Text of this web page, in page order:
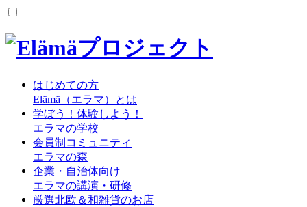
はじめての方
Elämä（エラマ）とは
学ぼう！体験しよう！
エラマの学校
会員制コミュニティ
エラマの森
企業・自治体向け
エラマの講演・研修
厳選北欧＆和雑貨のお店